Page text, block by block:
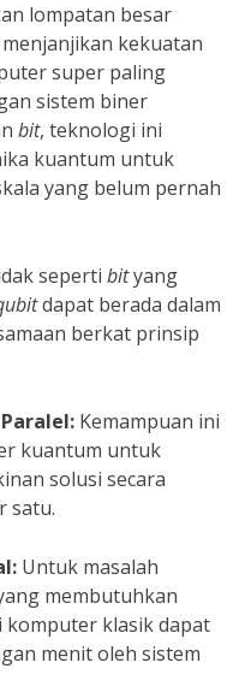
lompatan besar
kekuatan
super paling
sistem biner
bit, teknologi ini
kuantum untuk
yang belum pernah
seperti bityang
dapat berada dalam
berkat prinsip
Kemampuan ini
kuantum untuk
solusi secara
satu.
Untuk masalah
membutuhkan
klasik dapat
menit oleh sistem